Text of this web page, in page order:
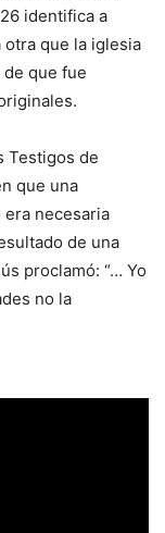
identifica a
otra que la iglesia
que fue
Testigos de
que una
necesaria
de una
proclamó: “… Yo
no la